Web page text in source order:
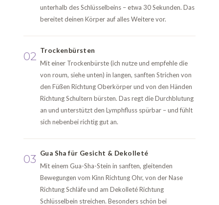
unterhalb des Schlüsselbeins – etwa 30 Sekunden. Das
bereitet deinen Körper auf alles Weitere vor.
02 Trockenbürsten
Mit einer Trockenbürste (ich nutze und empfehle die
von roum, siehe unten) in langen, sanften Strichen von
den Füßen Richtung Oberkörper und von den Händen
Richtung Schultern bürsten. Das regt die Durchblutung
an und unterstützt den Lymphfluss spürbar – und fühlt
sich nebenbei richtig gut an.
03
Gua Sha für Gesicht & Dekolleté
Mit einem Gua-Sha-Stein in sanften, gleitenden
Bewegungen vom Kinn Richtung Ohr, von der Nase
Richtung Schläfe und am Dekolleté Richtung
Schlüsselbein streichen. Besonders schön bei